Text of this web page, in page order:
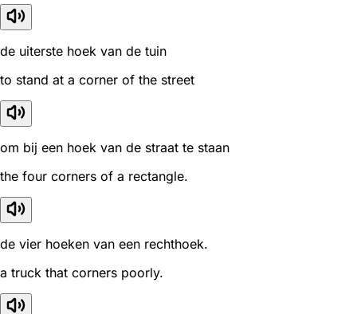
de uiterste hoek van de tuin
to stand at a corner of the street
om bij een hoek van de straat te staan
the four corners of a rectangle.
de vier hoeken van een rechthoek.
a truck that corners poorly.